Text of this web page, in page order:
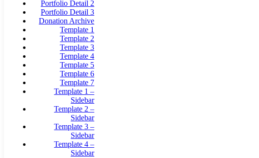
Portfolio Detail 2
Portfolio Detail 3
Donation Archive
Template 1
Template 2
Template 3
Template 4
Template 5
Template 6
Template 7
Template 1 –
Sidebar
Template 2 –
Sidebar
Template 3 –
Sidebar
Template 4 –
Sidebar